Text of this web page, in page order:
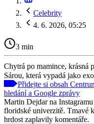
Celebrity
4. 6. 2026, 05:25
3 min
Chytrá po mamince, krásná
Sárou, která vypadá jako
Přidejte si obsah
hledání a Google zprávy
Martin Dejdar na
floridské univerzitě. Tmavé
hrdost zaplavily komentáře.